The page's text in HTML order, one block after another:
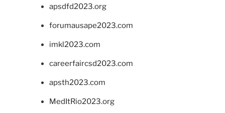
apsdfd2023.org
forumausape2023.com
imkl2023.com
careerfaircsd2023.com
apsth2023.com
MedItRio2023.org